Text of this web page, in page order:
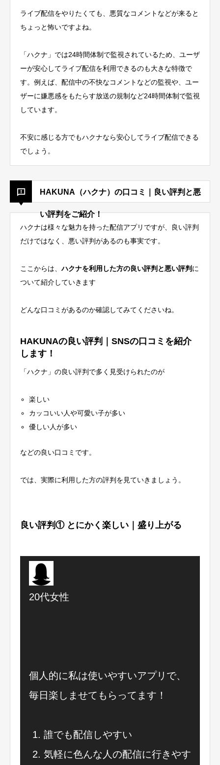
ライブ配信をやりたくても、悪質なコメントなどが来ると
ちょっと怖いですよね。
「ハクナ」では24時間体制で監視されているため、ユーザ
ーが安心してライブ配信を利用できるのも大きな特徴で
す。 例えば、配信中の不快なコメントなどの監視や、ユー
ザーに嫌悪感をもたらす放送の規制など24時間体制で監視
しています。
不安に感じる方でもハクナなら安心してライブ配信できる
でしょう。
HAKUNA（ハクナ）の口コミ｜良い評判と悪
い評判をご紹介！
ハクナは様々な魅力を持った配信アプリですが、良い評判
だけではなく、悪い評判があるのも事実です。
ここからは、ハクナを利用した方の良い評判と悪い評判 に
ついて紹介していきます
どんな口コミがあるのか確認してみてくださいね。
HAKUNAの良い評判｜SNSの口コミを紹介
します！
「ハクナ」の良い評判で多く見受けられたのが
楽しい
カッコいい人や可愛い子が多い
優しい人が多い
などの良い口コミです。
では、実際に利用した方の評判を見ていきましょう。
良い評判① とにかく楽しい｜盛り上がる
20代女性
個人的に私は使いやすいアプリで、
毎日楽しませてもらってます！
誰でも配信しやすい
気軽に色んな人の配信に行きやす